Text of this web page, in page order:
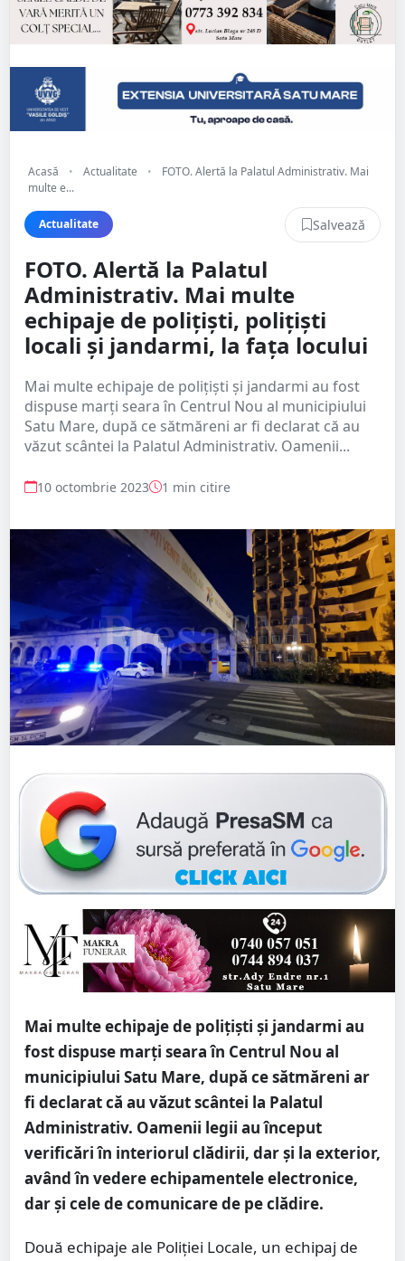
Acasă • Actualitate •
FOTO. Alertă la Palatul Administrativ. Mai
multe e...
Actualitate Salvează
FOTO. Alertă la Palatul
Administrativ. Mai multe
echipaje de polițiști, polițiști
locali și jandarmi, la fața locului
Mai multe echipaje de polițiști și jandarmi au fost
dispuse marți seara în Centrul Nou al municipiului
Satu Mare, după ce sătmăreni ar fi declarat că au
văzut scântei la Palatul Administrativ. Oamenii...
10 octombrie 2023 1 min citire
Mai multe echipaje de polițiști și jandarmi au
fost dispuse marți seara în Centrul Nou al
municipiului Satu Mare, după ce sătmăreni ar
fi declarat că au văzut scântei la Palatul
Administrativ. Oamenii legii au început
verificări în interiorul clădirii, dar și la exterior,
având în vedere echipamentele electronice,
dar și cele de comunicare de pe clădire.
Două echipaje ale Poliției Locale, un echipaj de